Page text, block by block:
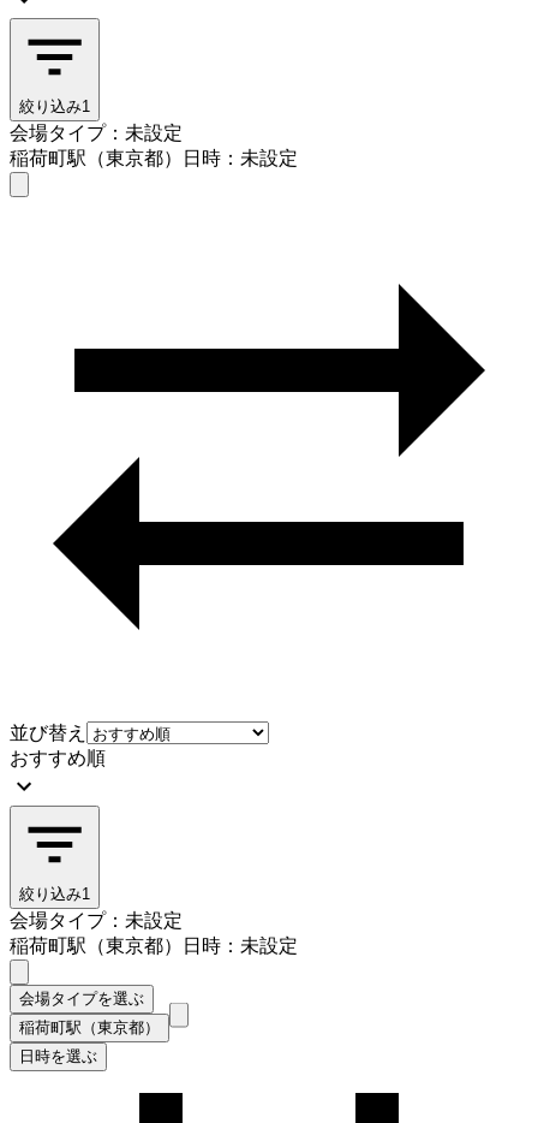
絞り込み1
会場タイプ：未設定
稲荷町駅（東京都）
日時：未設定
並び替え
おすすめ順
絞り込み1
会場タイプ：未設定
稲荷町駅（東京都）
日時：未設定
会場タイプを選ぶ
稲荷町駅（東京都）
日時を選ぶ